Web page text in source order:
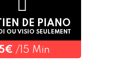
DE PIANO
OU VISIO SEULEMENT
/15 Min